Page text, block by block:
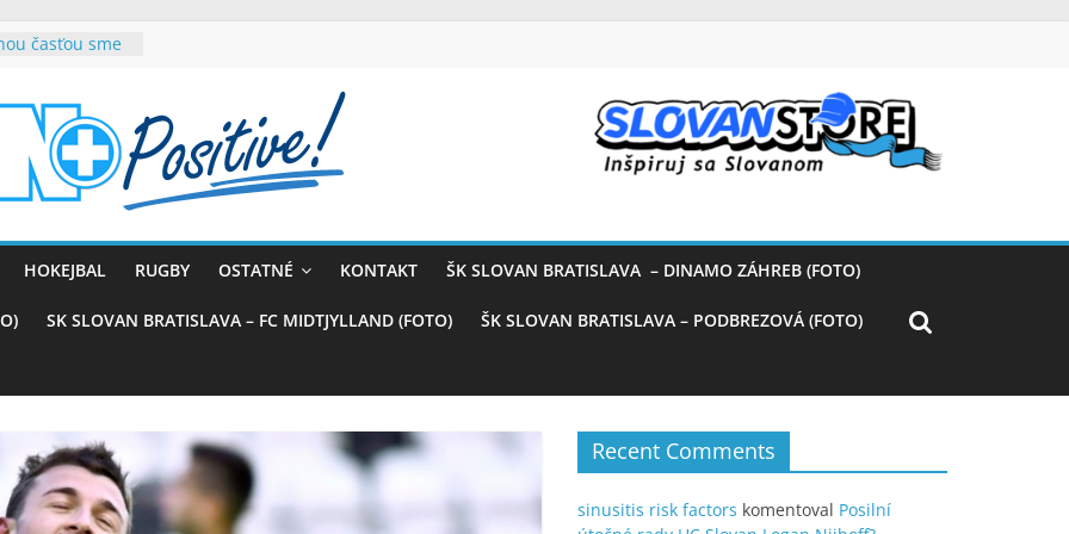
časťou sme
tímového
prvenstvo
nad
HOKEJBAL RUGBY OSTATNÉ KONTAKT ŠK SLOVAN BRATISLAVA – DINAMO ZÁHREB (FOTO)
SK SLOVAN BRATISLAVA – FC MIDTJYLLAND (FOTO) ŠK SLOVAN BRATISLAVA – PODBREZOVÁ (FOTO)
Recent Comments
sinusitis risk factors komentoval Posilní